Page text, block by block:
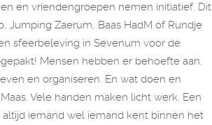
en vriendengroepen nemen initiatief. Dit
Jumping Zaerum, Baas HadM of Rundje
sfeerbeleving in Sevenum voor de
Mensen hebben er behoefte aan,
en organiseren. En wat doen en
Vele handen maken licht werk. Een
iemand wel iemand kent binnen het